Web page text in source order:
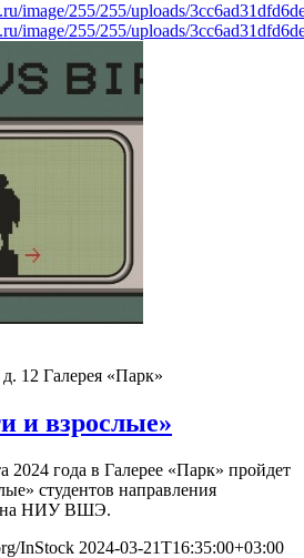
image/255/255/uploads/
image/255/255/uploads/
12 Галерея «Парк»
и взрослые»
2024 года в Галерее «Парк» пройдет
студентов направления
НИУ ВШЭ.
InStock 2024-03-21T16:35:00+03:00